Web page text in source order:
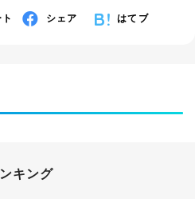
シェア はてブ
キング